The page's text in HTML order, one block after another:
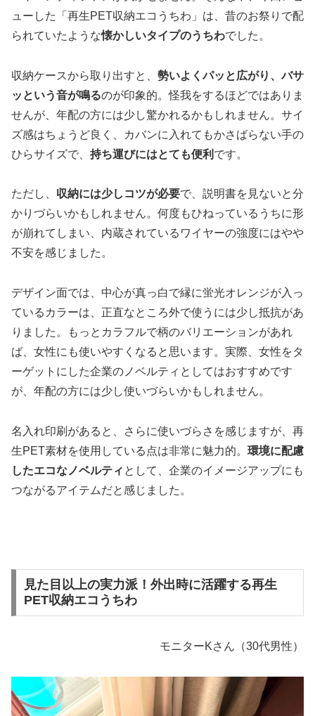
ューした「再生PET収納エコうちわ」は、昔のお祭りで配
られていたような懐かしいタイプのうちわでした。
収納ケースから取り出すと、 勢いよくパッと広がり、バサ
ッという音が鳴るのが印象的。怪我をするほどではありま
せんが、年配の方には少し驚かれるかもしれません。サイ
ズ感はちょうど良く、カバンに入れてもかさばらない手の
ひらサイズで、 持ち運びにはとても便利 です。
ただし、 収納には少しコツが必要で、説明書を見ないと分
かりづらいかもしれません。何度もひねっているうちに形
が崩れてしまい、内蔵されているワイヤーの強度にはやや
不安を感じました。
デザイン面では、中心が真っ白で縁に蛍光オレンジが入っ
ているカラーは、正直なところ外で使うには少し抵抗があ
りました。もっとカラフルで柄のバリエーションがあれ
ば、女性にも使いやすくなると思います。実際、女性をタ
ーゲットにした企業のノベルティとしてはおすすめです
が、年配の方には少し使いづらいかもしれません。
名入れ印刷があると、さらに使いづらさを感じますが、再
生PET素材を使用している点は非常に魅力的。 環境に配慮
したエコなノベルティ として、企業のイメージアップにも
つながるアイテムだと感じました。
見た目以上の実力派！外出時に活躍する再生
PET収納エコうちわ
モニターKさん（30代男性）